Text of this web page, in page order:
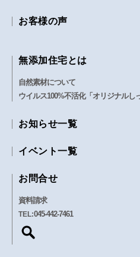
お客様の声
無添加住宅とは
自然素材について
ウイルス100%不活化「オリジナルし
お知らせ一覧
イベント一覧
お問合せ
資料請求
TEL:045-442-7461